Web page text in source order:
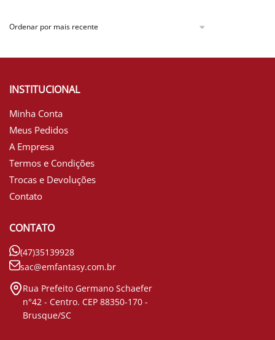
INSTITUCIONAL
Minha Conta
Meus Pedidos
A Empresa
Termos e Condições
Trocas e Devoluções
Contato
CONTATO
(47)35139928
sac@emfantasy.com.br
Rua Prefeito Germano Schaefer
n°42 - Centro. CEP 88350-170 -
Brusque/SC